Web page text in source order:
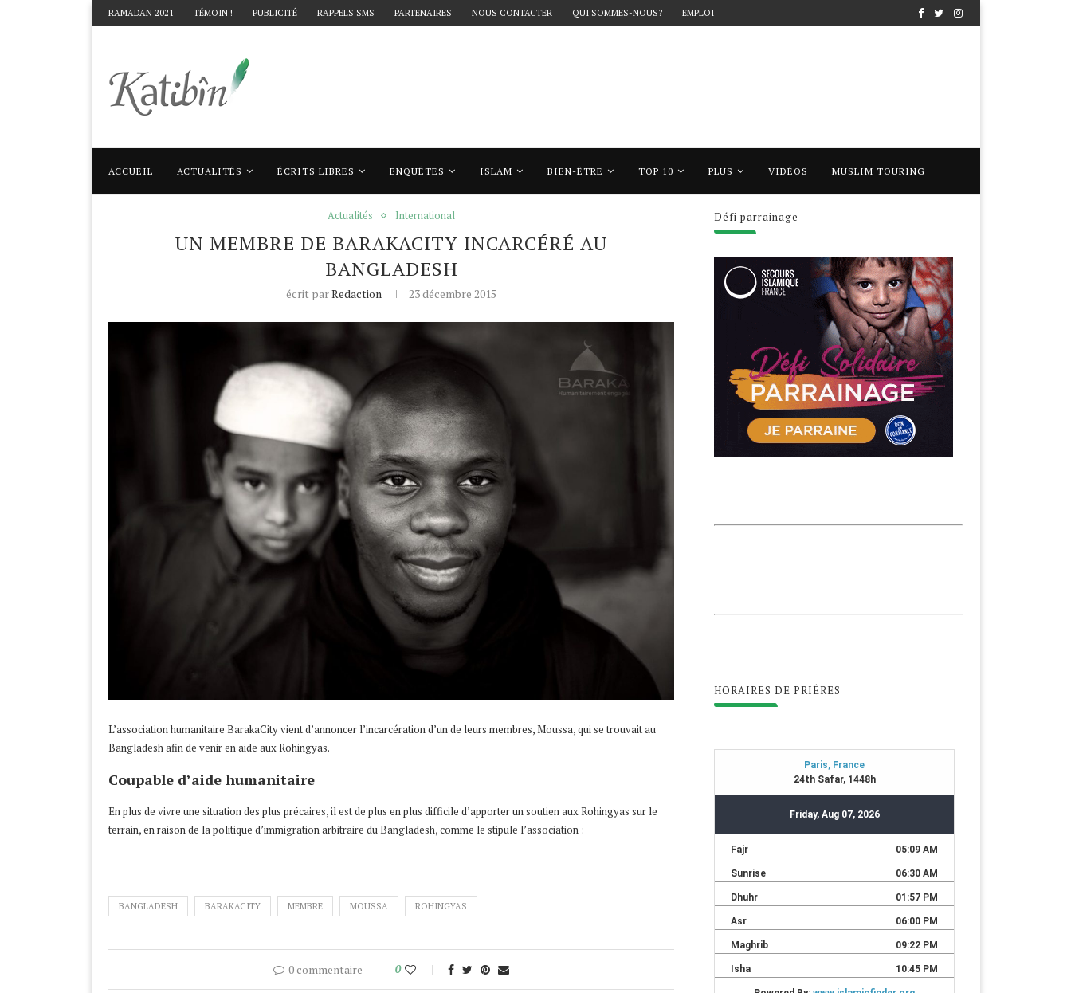
RAMADAN 2021 TÉMOIN ! PUBLICITÉ RAPPELS SMS PARTENAIRES NOUS CONTACTER QUI SOMMES-NOUS? EMPLOI
ACCUEIL ACTUALITÉS ÉCRITS LIBRES ENQUÊTES ISLAM BIEN-ÊTRE TOP 10 PLUS VIDÉOS MUSLIM TOURING
Accueil Actualités Un membre de BarakaCity incarcéré au Bangladesh
Actualités International
UN MEMBRE DE BARAKACITY INCARCÉRÉ AU
BANGLADESH
écrit parRedaction 23 décembre 2015
L’association humanitaire BarakaCity vient d’annoncer l’incarcération d’un de leurs membres, Moussa, qui se trouvait au
Bangladesh afin de venir en aide aux Rohingyas.
Coupable d’aide humanitaire
En plus de vivre une situation des plus précaires, il est de plus en plus difficile d’apporter un soutien aux Rohingyas sur le
terrain, en raison de la politique d’immigration arbitraire du Bangladesh, comme le stipule l’association :
BANGLADESH BARAKACITY MEMBRE MOUSSA ROHINGYAS
0 commentaire 0
Défi parrainage
HORAIRES DE PRIÊRES